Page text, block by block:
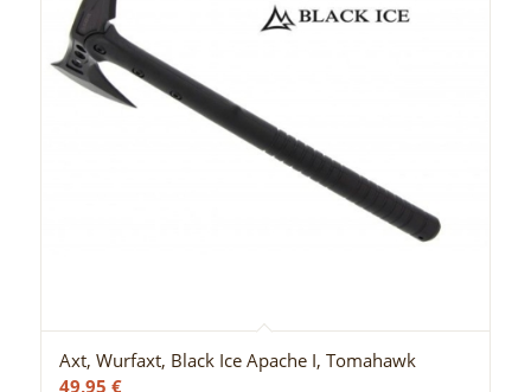
Axt, Wurfaxt, Black Ice Apache I, Tomahawk
49,95 €